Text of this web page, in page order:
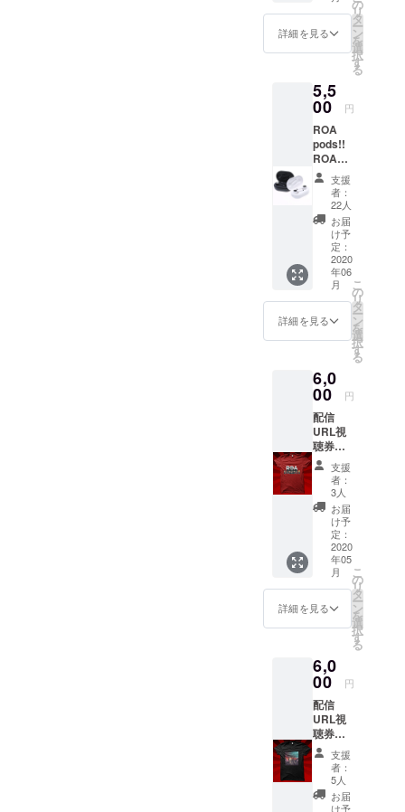
入をお
しま
す。
オーセ
ン
ヴィー
ウェイ
ト 7.1オ
ンス ロ
ングス
リーブ
Ｔシャ
ツ（1.6
インチ
リブ) サ
イズ表
は画像
参照く
ださい
ます。
(着払い
にて配
送) ※
バッグ
は通常
の物販
でも販
売致し
ます。
通常価
¥4,800-
※トート
バッグ
詳細
United
Athle ヘ
ヴィー
キャン
バス
サイズ
表は画
像参照
くださ
い
詳細を見る
の
リ
タ
ー
ン
を
選
択
す
る
5,5
00 円
ROA
pods!!
ROAの
ロゴが
入った
Bluetoo
thイヤ
ホン！
※製品仕
様は画
像参照
※商品到
着後5日
以内の
お問い
合わせ
不良品
は新品
と交換
させて
頂きま
す ※初
期不良
時の問
い合わ
せ先は
当アカ
ウント
で問題
ござい
ません
※利用時
の故障
先は下
記まで
お願い
いたし
ます シ
ンクイ
ノベー
ション
(株) 受
付時
支援
者：
22人
お届
け予
定：
2020
年06
月
詳細を見る
こ
の
リ
タ
ー
ン
を
選
択
す
る
6,0
00 円
配信
URL視
聴券付
き入場
券 +
MOTHE
R ヘ
ビー
ウェイ
トTシャ
日のお
客様入
場の可
否をコ
ロナ
スの情
勢に伴
いアナ
ウンス
いたし
ます。
※お客様
入場の
可否判
断を問
わず、
支援
者：
3人
お届
け予
定：
2020
年05
月
詳細を見る
こ
の
リ
タ
ー
ン
を
選
択
す
る
6,0
00 円
配信
URL視
聴券付
き入場
券 +
EMOLU
TION ヘ
ビー
支援
者：
5人
お届
け予